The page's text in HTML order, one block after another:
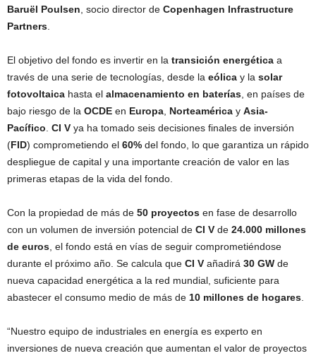
Baruël Poulsen, socio director de Copenhagen Infrastructure
Partners.
El objetivo del fondo es invertir en la transición energética a
través de una serie de tecnologías, desde la eólica y la solar
fotovoltaica hasta el almacenamiento en baterías, en países de
bajo riesgo de la OCDE en Europa, Norteamérica y Asia-
Pacífico. CI V ya ha tomado seis decisiones finales de inversión
(FID) comprometiendo el 60% del fondo, lo que garantiza un rápido
despliegue de capital y una importante creación de valor en las
primeras etapas de la vida del fondo.
Con la propiedad de más de 50 proyectos en fase de desarrollo
con un volumen de inversión potencial de CI V de 24.000 millones
de euros, el fondo está en vías de seguir comprometiéndose
durante el próximo año. Se calcula que CI V añadirá 30 GW de
nueva capacidad energética a la red mundial, suficiente para
abastecer el consumo medio de más de 10 millones de hogares.
“Nuestro equipo de industriales en energía es experto en
inversiones de nueva creación que aumentan el valor de proyectos